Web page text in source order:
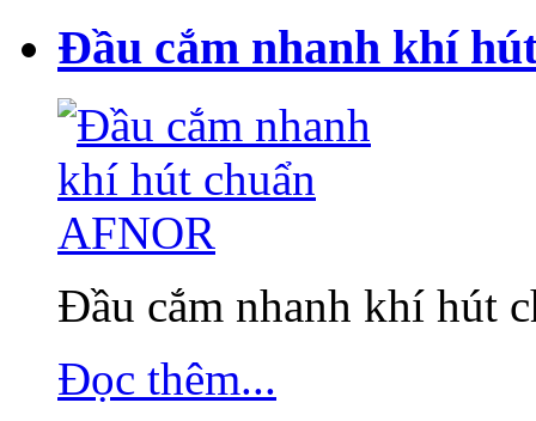
Đầu cắm nhanh khí
Đầu cắm nhanh khí hút
Đọc thêm...